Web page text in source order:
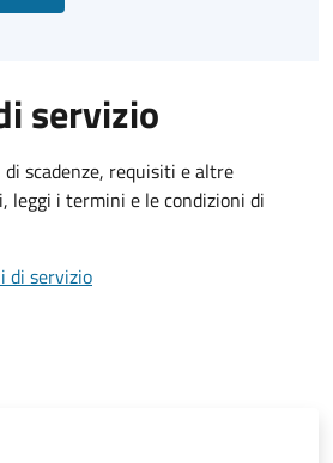
servizio
scadenze, requisiti e altre
leggi i termini e le condizioni di
di servizio